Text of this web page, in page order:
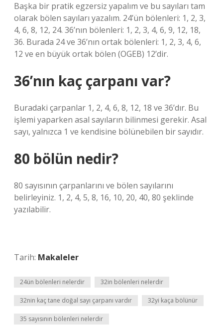
Başka bir pratik egzersiz yapalım ve bu sayıları tam
olarak bölen sayıları yazalım. 24’ün bölenleri: 1, 2, 3,
4, 6, 8, 12, 24. 36’nın bölenleri: 1, 2, 3, 4, 6, 9, 12, 18,
36. Burada 24 ve 36’nın ortak bölenleri: 1, 2, 3, 4, 6,
12 ve en büyük ortak bölen (OGEB) 12’dir.
36’nın kaç çarpanı var?
Buradaki çarpanlar 1, 2, 4, 6, 8, 12, 18 ve 36’dır. Bu
işlemi yaparken asal sayıların bilinmesi gerekir. Asal
sayı, yalnızca 1 ve kendisine bölünebilen bir sayıdır.
80 bölün nedir?
80 sayısının çarpanlarını ve bölen sayılarını
belirleyiniz. 1, 2, 4, 5, 8, 16, 10, 20, 40, 80 şeklinde
yazılabilir.
Tarih: Makaleler
24ün bölenleri nelerdir 32in bölenleri nelerdir
32nin kaç tane doğal sayı çarpanı vardır 32yi kaça bölünür
35 sayısının bölenleri nelerdir